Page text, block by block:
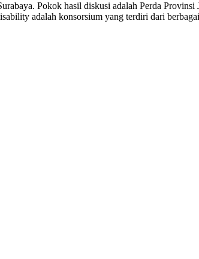
Pokok hasil diskusi adalah Perda
adalah konsorsium yang terdiri dari